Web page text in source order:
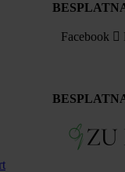
Facebook